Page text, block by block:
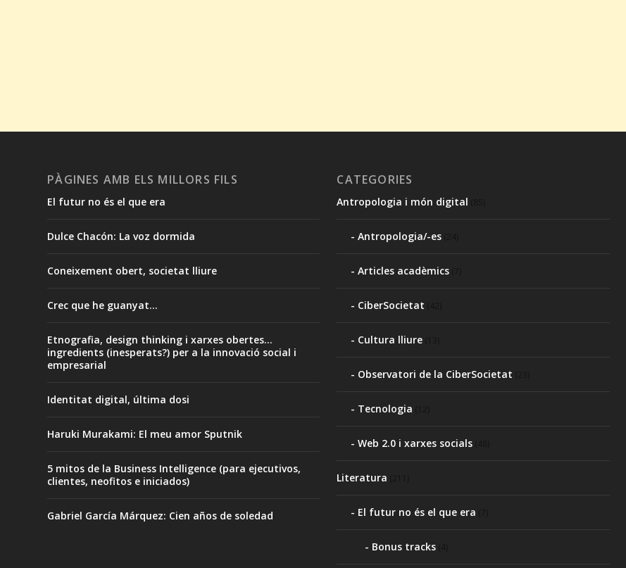
PÀGINES AMB ELS MILLORS FILS
El futur no és el que era
Dulce Chacón: La voz dormida
Coneixement obert, societat lliure
Crec que he guanyat...
Etnografia, design thinking i xarxes obertes...
ingredients (inesperats?) per a la innovació social i
empresarial
Identitat digital, última dosi
Haruki Murakami: El meu amor Sputnik
5 mitos de la Business Intelligence (para ejecutivos,
clientes, neofitos e iniciados)
Gabriel García Márquez: Cien años de soledad
CATEGORIES
Antropologia i món digital
Antropologia/-es
Articles acadèmics
CiberSocietat
Cultura lliure
Observatori de la CiberSocietat
Tecnologia
Web 2.0 i xarxes socials
Literatura
El futur no és el que era
Bonus tracks